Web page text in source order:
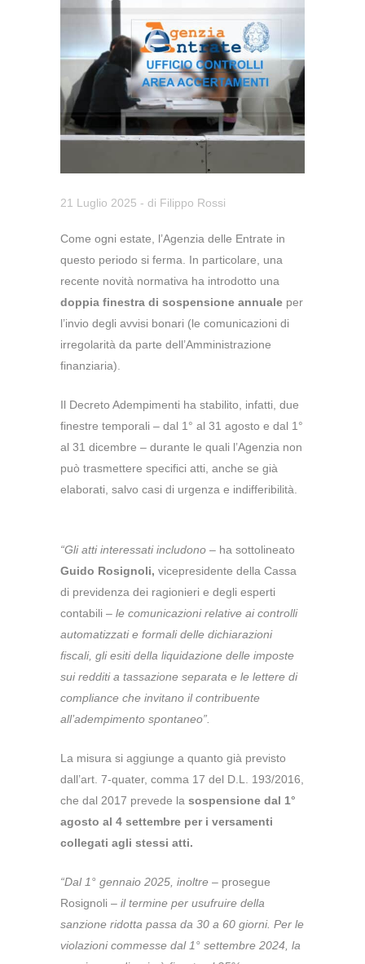
21 Luglio 2025 - di Filippo Rossi
Come ogni estate, l’Agenzia delle Entrate in
questo periodo si ferma. In particolare, una
recente novità normativa ha introdotto una
doppia finestra di sospensione annuale per
l’invio degli avvisi bonari (le comunicazioni di
irregolarità da parte dell’Amministrazione
finanziaria).
Il Decreto Adempimenti ha stabilito, infatti, due
finestre temporali – dal 1° al 31 agosto e dal 1°
al 31 dicembre – durante le quali l’Agenzia non
può trasmettere specifici atti, anche se già
elaborati, salvo casi di urgenza e indifferibilità.
“Gli atti interessati includono – ha sottolineato
Guido Rosignoli, vicepresidente della Cassa
di previdenza dei ragionieri e degli esperti
contabili – le comunicazioni relative ai controlli
automatizzati e formali delle dichiarazioni
fiscali, gli esiti della liquidazione delle imposte
sui redditi a tassazione separata e le lettere di
compliance che invitano il contribuente
all’adempimento spontaneo”.
La misura si aggiunge a quanto già previsto
dall’art. 7-quater, comma 17 del D.L. 193/2016,
che dal 2017 prevede la sospensione dal 1°
agosto al 4 settembre per i versamenti
collegati agli stessi atti.
“Dal 1° gennaio 2025, inoltre – prosegue
Rosignoli – il termine per usufruire della
sanzione ridotta passa da 30 a 60 giorni. Per le
violazioni commesse dal 1° settembre 2024, la